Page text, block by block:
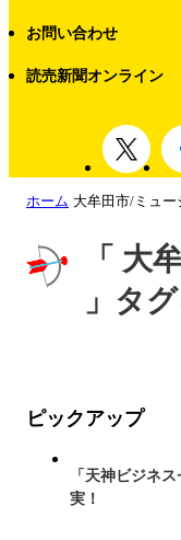
お問い合わせ
読売新聞オンライン
ホーム 大牟田市/ミュー
「 大
」タ
ピックアップ
「天神ビジネ
実！